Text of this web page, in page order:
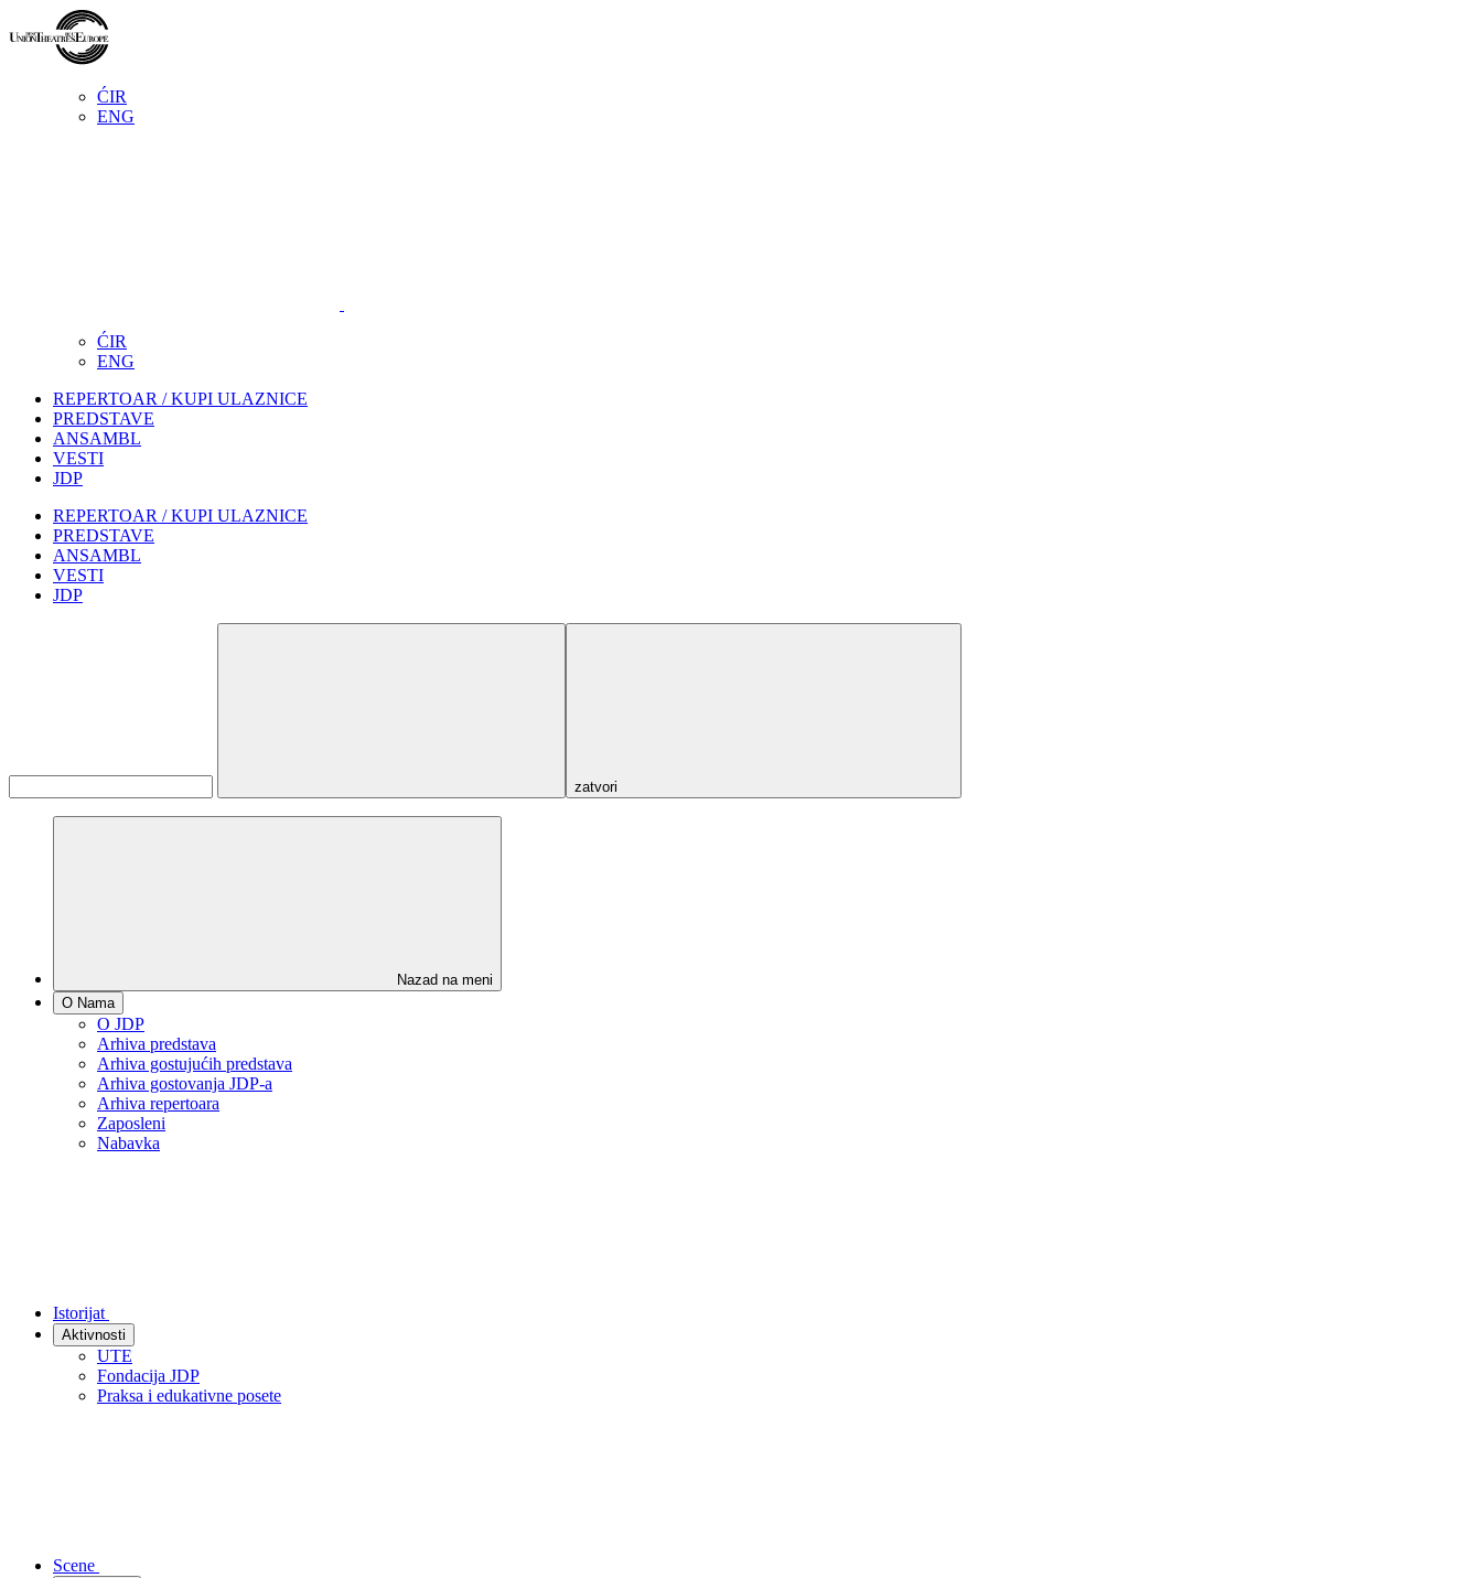
ĆIR
ENG
ĆIR
ENG
REPERTOAR / KUPI ULAZNICE
PREDSTAVE
ANSAMBL
VESTI
JDP
REPERTOAR / KUPI ULAZNICE
PREDSTAVE
ANSAMBL
VESTI
JDP
zatvori
Nazad na meni
O Nama
O JDP
Arhiva predstava
Arhiva gostujućih predstava
Arhiva gostovanja JDP-a
Arhiva repertoara
Zaposleni
Nabavka
Istorijat
Aktivnosti
UTE
Fondacija JDP
Praksa i edukativne posete
Scene